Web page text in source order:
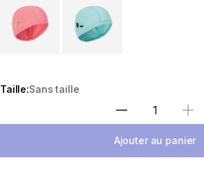
Taille:Sans taille
Ajouter au panier